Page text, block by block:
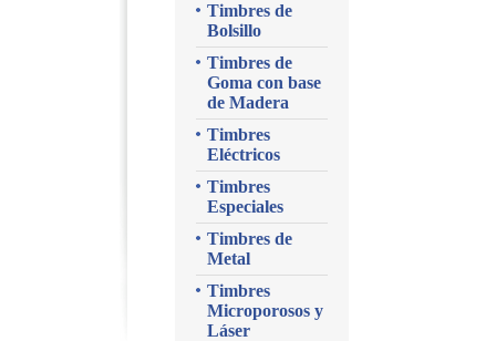
Timbres de
Bolsillo
Timbres de
Goma con base
de Madera
Timbres
Eléctricos
Timbres
Especiales
Timbres de
Metal
Timbres
Microporosos y
Láser